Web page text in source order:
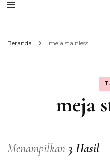
Beranda meja stainless
meja
Menampilkan 3 Hasil